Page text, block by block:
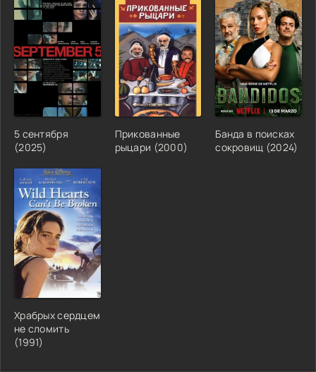
5 сентября
(2025)
Прикованные
рыцари (2000)
Банда в поисках
сокровищ (2024)
Храбрых сердцем
не сломить
(1991)